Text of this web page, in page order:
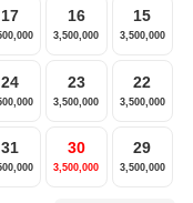
15
3,500,000
16
3,500,000
17
22
3,500,000
23
3,500,000
24
29
3,500,000
30
3,500,000
31